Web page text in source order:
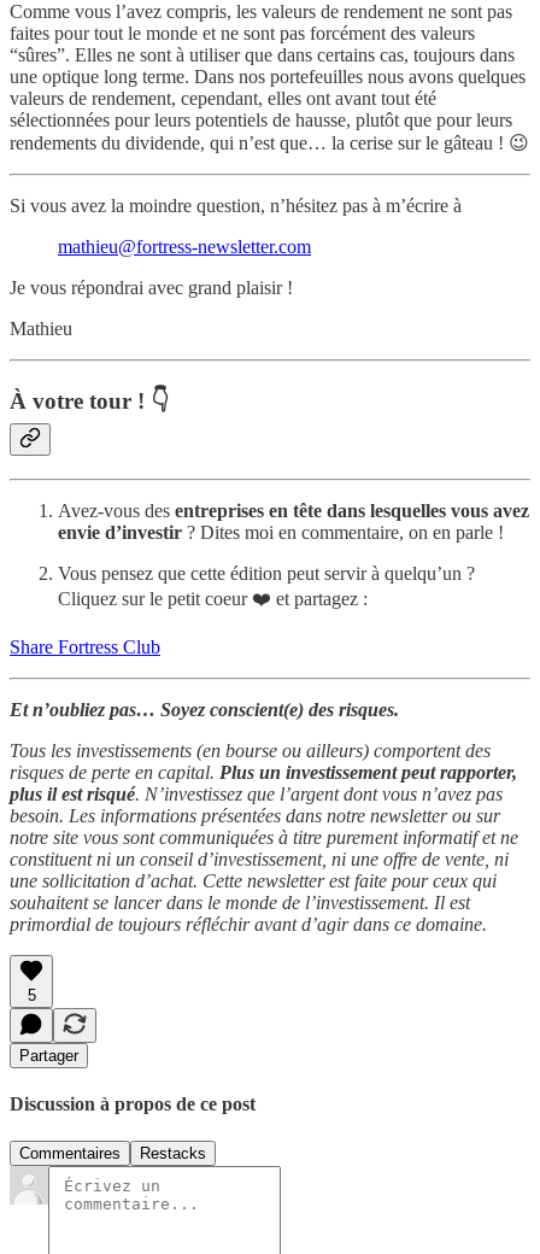
Comme vous l’avez compris, les valeurs de rendement ne sont pas
faites pour tout le monde et ne sont pas forcément des valeurs
“sûres”. Elles ne sont à utiliser que dans certains cas, toujours dans
une optique long terme. Dans nos portefeuilles nous avons quelques
valeurs de rendement, cependant, elles ont avant tout été
sélectionnées pour leurs potentiels de hausse, plutôt que pour leurs
rendements du dividende, qui n’est que… la cerise sur le gâteau ! 😉
Si vous avez la moindre question, n’hésitez pas à m’écrire à
mathieu@fortress-newsletter.com
Je vous répondrai avec grand plaisir !
Mathieu
À votre tour ! 👇
Avez-vous des entreprises en tête dans lesquelles vous avez
envie d’investir ? Dites moi en commentaire, on en parle !
Vous pensez que cette édition peut servir à quelqu’un ?
Cliquez sur le petit coeur ❤️ et partagez :
Share Fortress Club
Et n’oubliez pas… Soyez conscient(e) des risques.
Tous les investissements (en bourse ou ailleurs) comportent des
risques de perte en capital. Plus un investissement peut rapporter,
plus il est risqué. N’investissez que l’argent dont vous n’avez pas
besoin. Les informations présentées dans notre newsletter ou sur
notre site vous sont communiquées à titre purement informatif et ne
constituent ni un conseil d’investissement, ni une offre de vente, ni
une sollicitation d’achat. Cette newsletter est faite pour ceux qui
souhaitent se lancer dans le monde de l’investissement. Il est
primordial de toujours réfléchir avant d’agir dans ce domaine.
5
Partager
Discussion à propos de ce post
Commentaires Restacks